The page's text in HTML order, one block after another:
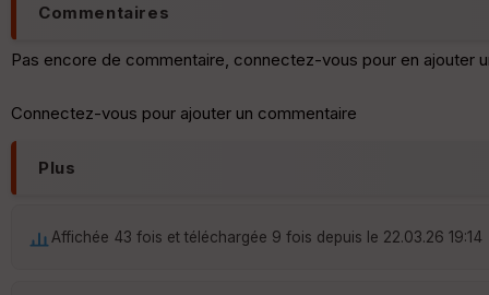
Commentaires
Pas encore de commentaire, connectez-vous pour en ajouter
Connectez-vous pour ajouter un commentaire
Plus
Affichée 43 fois et téléchargée 9 fois depuis le 22.03.26 19:14